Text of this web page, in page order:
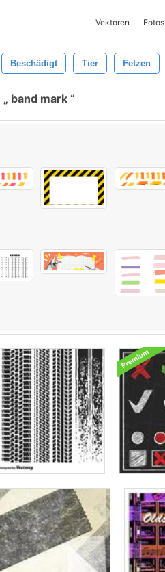
Vektoren Fotos
Beschädigt Tier Fetzen
band mark